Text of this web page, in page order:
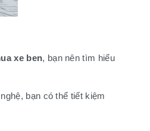
xe ben, bạn nên tìm hiểu
bạn có thể tiết kiệm